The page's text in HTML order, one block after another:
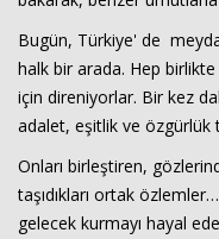
Bugün, Türkiye' de
halk bir arada. Hep
için direniyorlar. Bir kez
adalet, eşitlik ve özgürlük
Onları birleştiren,
taşıdıkları ortak
gelecek kurmayı hayal